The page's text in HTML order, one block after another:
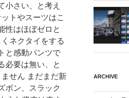
小さい、と考え
トやスーツはこ
性はほぼゼロと
ネクタイをする
と感動パンツで
必要は無い、と
せん まだまだ新
ボン、スラック
ARCHIVE